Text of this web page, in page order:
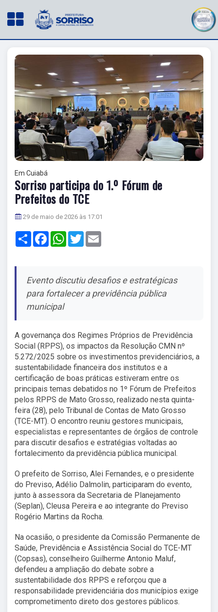
Em Cuiabá
Sorriso participa do 1.º Fórum de
Prefeitos do TCE
29 de maio de 2026 às 17:01
Share FacebookWhatsApp
Twitter
Evento discutiu desafios e estratégicas
para fortalecer a previdência pública
municipal
A governança dos Regimes Próprios de Previdência
Social (RPPS), os impactos da Resolução CMN nº
5.272/2025 sobre os investimentos previdenciários, a
sustentabilidade financeira dos institutos e a
certificação de boas práticas estiveram entre os
principais temas debatidos no 1º Fórum de Prefeitos
pelos RPPS de Mato Grosso, realizado nesta quinta-
feira (28), pelo Tribunal de Contas de Mato Grosso
(TCE-MT). O encontro reuniu gestores municipais,
especialistas e representantes de órgãos de controle
para discutir desafios e estratégias voltadas ao
fortalecimento da previdência pública municipal.
O prefeito de Sorriso, Alei Fernandes, e o presidente
do Previso, Adélio Dalmolin, participaram do evento,
junto à assessora da Secretaria de Planejamento
(Seplan), Cleusa Pereira e ao integrante do Previso
Rogério Martins da Rocha.
Na ocasião, o presidente da Comissão Permanente de
Saúde, Previdência e Assistência Social do TCE-MT
(Copsas), conselheiro Guilherme Antonio Maluf,
defendeu a ampliação do debate sobre a
sustentabilidade dos RPPS e reforçou que a
responsabilidade previdenciária dos municípios exige
comprometimento direto dos gestores públicos.